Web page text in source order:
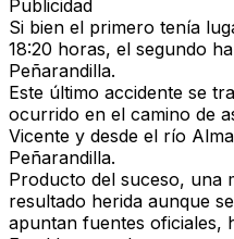
Publicidad
Si bien el primero tenía
18:20 horas, el segundo
Peñarandilla.
Este último accidente se
ocurrido en el camino de
Vicente y desde el río
Peñarandilla.
Producto del suceso, una
resultado herida aunque
apuntan fuentes oficiales,